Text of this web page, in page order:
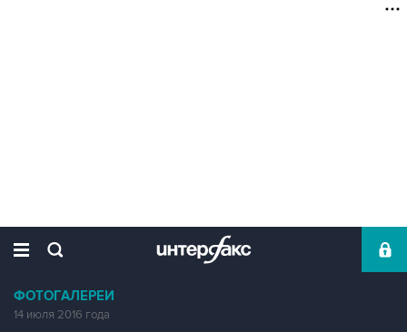
ФОТОГАЛЕРЕИ
14 июля 2016 года